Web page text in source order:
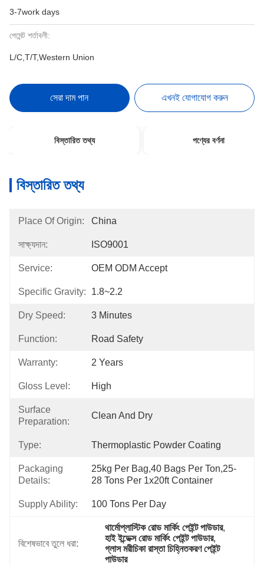
3-7work days
পেমেন্ট শর্তাবলী:
L/C,T/T,Western Union
সেরা দাম পান এখনই যোগাযোগ করুন
বিস্তারিত তথ্য পণ্যের বর্ণনা
বিস্তারিত তথ্য
Place Of Origin: China
সাক্ষ্যদান: ISO9001
Service: OEM ODM Accept
Specific Gravity: 1.8~2.2
Dry Speed: 3 Minutes
Function: Road Safety
Warranty: 2 Years
Gloss Level: High
Surface
Preparation:
Clean And Dry
Type: Thermoplastic Powder Coating
Packaging
Details:
25kg Per Bag,40 Bags Per Ton,25-
28 Tons Per 1x20ft Container
Supply Ability: 100 Tons Per Day
বিশেষভাবে তুলে ধরা:
থার্মোপ্লাস্টিক রোড মার্কিং পেইন্ট পাউডার,
হাই ইন্ডেক্স রোড মার্কিং পেইন্ট পাউডার,
গ্লাস মরীচিকা রাস্তা চিহ্নিতকরণ পেইন্ট
পাউডার